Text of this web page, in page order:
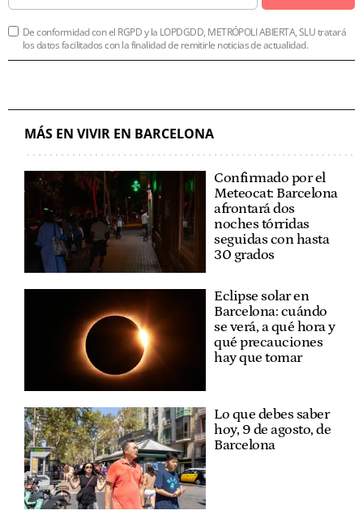
De conformidad con el RGPD y la LOPDGDD, METRÓPOLI ABIERTA, SLU tratará
los datos facilitados con la finalidad de remitirle noticias de actualidad.
MÁS EN VIVIR EN BARCELONA
Confirmado por el
Meteocat: Barcelona
afrontará dos
noches tórridas
seguidas con hasta
30 grados
Eclipse solar en
Barcelona: cuándo
se verá, a qué hora y
qué precauciones
hay que tomar
Lo que debes saber
hoy, 9 de agosto, de
Barcelona